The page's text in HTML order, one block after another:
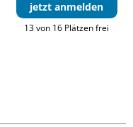
jetzt anmelden
13 von 16 Plätzen frei